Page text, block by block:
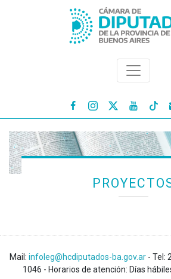
 
Mail: infoleg@hcdiputados-ba.gov.ar - Tel:
1046 - Horarios de atención: Días